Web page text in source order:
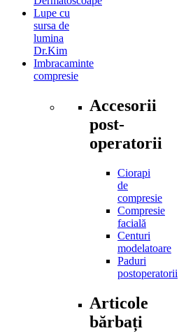
Lupe cu
sursa de
lumina
Dr.Kim
Imbracaminte
compresie
Accesorii
post-
operatorii
Ciorapi
de
compresie
Compresie
facială
Centuri
modelatoare
Paduri
postoperatorii
Articole
bărbați